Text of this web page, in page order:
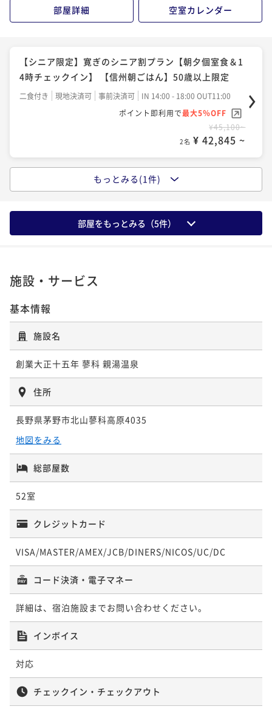
部屋詳細 空室カレンダー
【シニア限定】寛ぎのシニア割プラン【朝夕個室食＆1
4時チェックイン】 【信州朝ごはん】50歳以上限定
二食付き 現地決済可 事前決済可
IN 14:00 - 18:00 OUT11:00
ポイント即利用で最大5％OFF
¥45,100~
2名 ¥ 42,845 ~
【朝夕個室食＆無料貸切露天】蓼科 親湯温泉 寛ぎの基
現地決済可 事前決済可
IN 14:00 - 18:00 OUT11:00
ポイント即利用で最大5％OFF
もっとみる(1件)
部屋をもっとみる（5件）
施設・サービス
基本情報
施設名
創業大正十五年 蓼科 親湯温泉
住所
長野県茅野市北山蓼科高原4035
地図をみる
総部屋数
52室
クレジットカード
VISA/MASTER/AMEX/JCB/DINERS/NICOS/UC/DC
コード決済・電子マネー
詳細は、宿泊施設までお問い合わせください。
インボイス
対応
チェックイン・チェックアウト